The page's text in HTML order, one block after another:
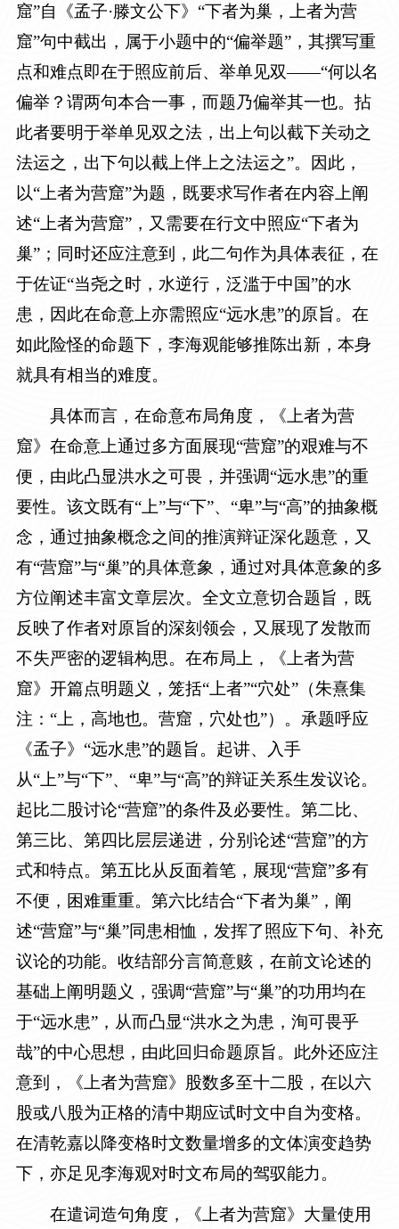
窟”自《孟子·滕文公下》“下者为巢，上者为营
窟”句中截出，属于小题中的“偏举题”，其撰写重
点和难点即在于照应前后、举单见双——“何以名
偏举？谓两句本合一事，而题乃偏举其一也。拈
此者要明于举单见双之法，出上句以截下关动之
法运之，出下句以截上伴上之法运之”。因此，
以“上者为营窟”为题，既要求写作者在内容上阐
述“上者为营窟”，又需要在行文中照应“下者为
巢”；同时还应注意到，此二句作为具体表征，在
于佐证“当尧之时，水逆行，泛滥于中国”的水
患，因此在命意上亦需照应“远水患”的原旨。在
如此险怪的命题下，李海观能够推陈出新，本身
就具有相当的难度。
具体而言，在命意布局角度，《上者为营
窟》在命意上通过多方面展现“营窟”的艰难与不
便，由此凸显洪水之可畏，并强调“远水患”的重
要性。该文既有“上”与“下”、“卑”与“高”的抽象概
念，通过抽象概念之间的推演辩证深化题意，又
有“营窟”与“巢”的具体意象，通过对具体意象的多
方位阐述丰富文章层次。全文立意切合题旨，既
反映了作者对原旨的深刻领会，又展现了发散而
不失严密的逻辑构思。在布局上，《上者为营
窟》开篇点明题义，笼括“上者”“穴处”（朱熹集
注：“上，高地也。营窟，穴处也”）。承题呼应
《孟子》“远水患”的题旨。起讲、入手
从“上”与“下”、“卑”与“高”的辩证关系生发议论。
起比二股讨论“营窟”的条件及必要性。第二比、
第三比、第四比层层递进，分别论述“营窟”的方
式和特点。第五比从反面着笔，展现“营窟”多有
不便，困难重重。第六比结合“下者为巢”，阐
述“营窟”与“巢”同患相恤，发挥了照应下句、补充
议论的功能。收结部分言简意赅，在前文论述的
基础上阐明题义，强调“营窟”与“巢”的功用均在
于“远水患”，从而凸显“洪水之为患，洵可畏乎
哉”的中心思想，由此回归命题原旨。此外还应注
意到，《上者为营窟》股数多至十二股，在以六
股或八股为正格的清中期应试时文中自为变格。
在清乾嘉以降变格时文数量增多的文体演变趋势
下，亦足见李海观对时文布局的驾驭能力。
在遣词造句角度，《上者为营窟》大量使用